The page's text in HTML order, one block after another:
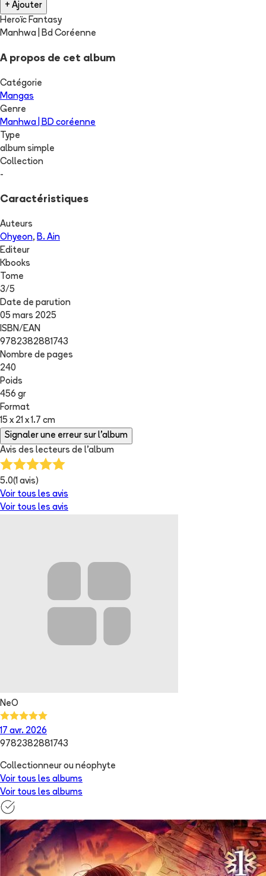
+ Ajouter
Heroïc Fantasy
Manhwa | Bd Coréenne
A propos de cet album
Catégorie
Mangas
Genre
Manhwa | BD coréenne
Type
album simple
Collection
-
Caractéristiques
Auteurs
Ohyeon, B. Ain
Editeur
Kbooks
Tome
3/5
Date de parution
05 mars 2025
ISBN/EAN
9782382881743
Nombre de pages
240
Poids
456 gr
Format
15 x 21 x 1.7 cm
Signaler une erreur sur l'album
Avis des lecteurs de l'album
5.0(1 avis)
Voir tous les avis
Voir tous les avis
NeO
17 avr. 2026
9782382881743
Collectionneur ou néophyte
Voir tous les albums
Voir tous les albums